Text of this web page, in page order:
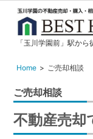
玉
川
園
の
不
「玉川学園前」駅から
Home ご売却相談
ご売却相談
不動産売却